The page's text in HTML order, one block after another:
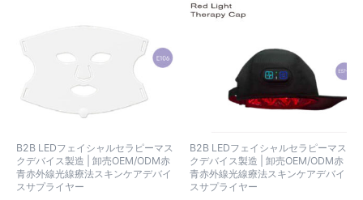
B2B LEDフェイシャルセラピーマス
クデバイス製造 | 卸売OEM/ODM赤
青赤外線光線療法スキンケアデバイ
スサプライヤー
B2B LEDフェイシャルセラピーマス
クデバイス製造 | 卸売OEM/ODM赤
青赤外線光線療法スキンケアデバイ
スサプライヤー